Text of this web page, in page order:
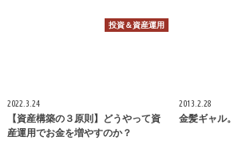
投資＆資産運用
2022.3.24
【資産構築の３原則】どうやって資
産運用でお金を増やすのか？
2013.2.28
金髪ギャル。